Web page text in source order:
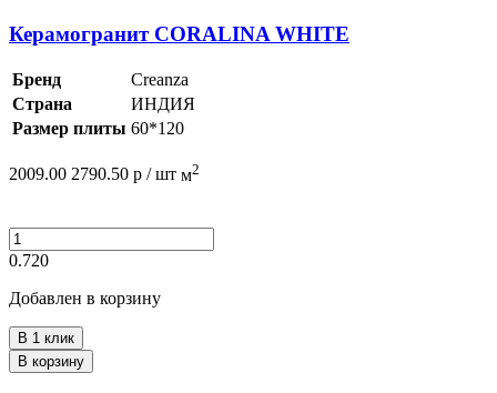
Керамогранит CORALINA WHITE
Бренд
Creanza
Страна
ИНДИЯ
Размер плиты 60*120
2009.00 2790.50 р / шт м2
0.720
Добавлен в корзину
В 1 клик
В корзину